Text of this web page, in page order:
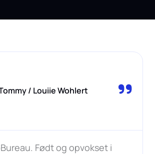
/ Louiie Wohlert
Født og opvokset i